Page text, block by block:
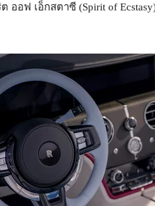
อฟ เอ็กสตาซี (Spirit of